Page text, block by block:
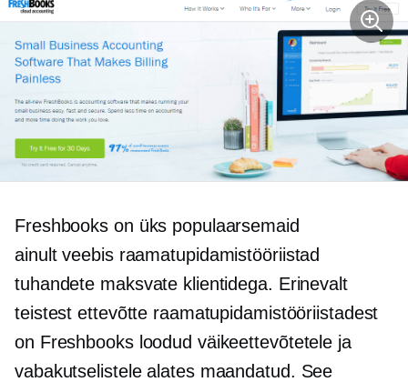
Freshbooks on üks populaarsemaid
ainult veebisraamatupidamistööriistad
tuhandete maksvate klientidega. Erinevalt
teistest ettevõtte raamatupidamistööriistadest
on Freshbooks loodud väikeettevõtetele ja
vabakutselistele alates maandatud. See